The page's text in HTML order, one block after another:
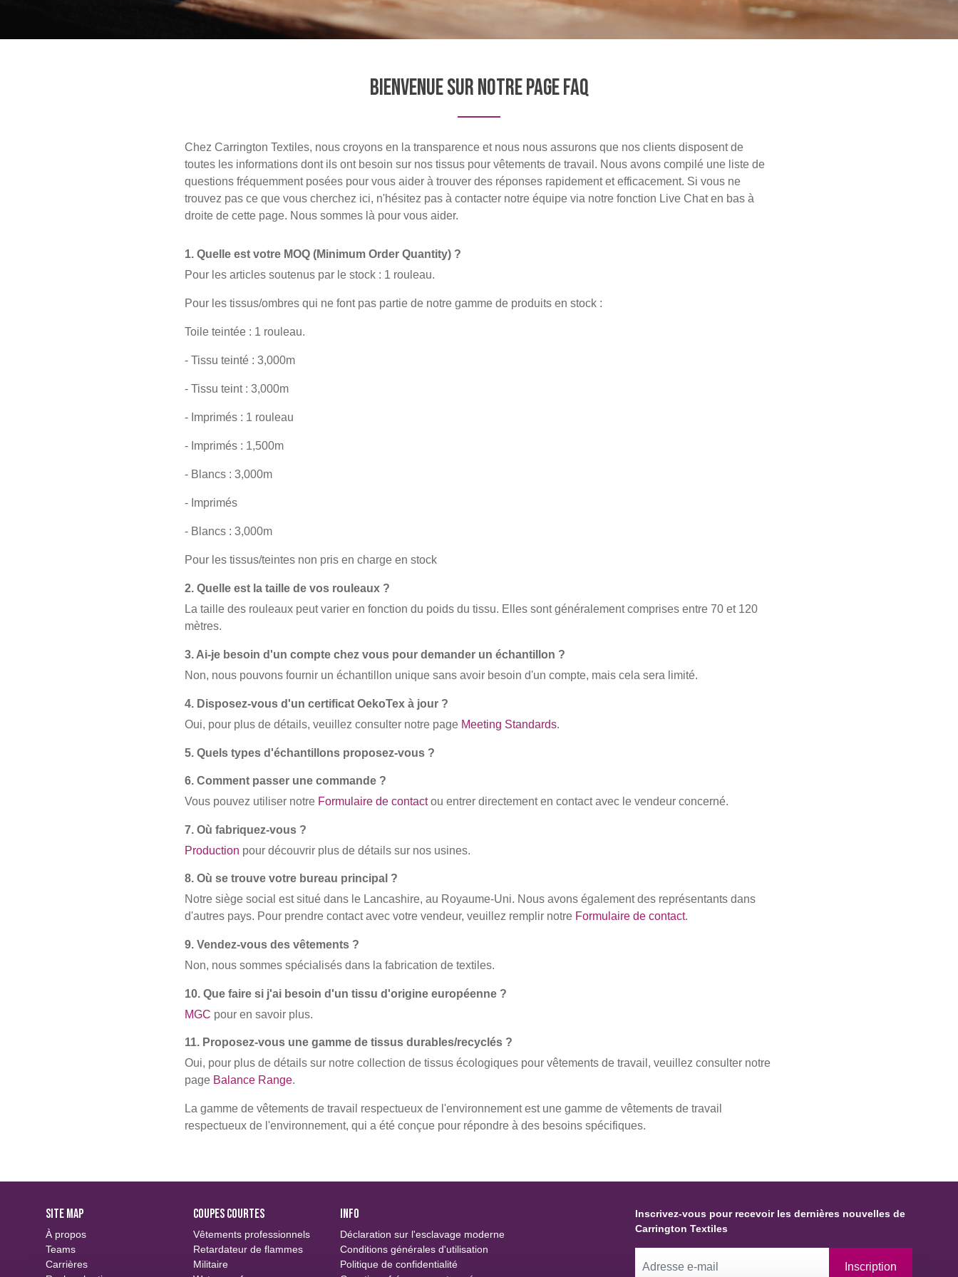
IRELAND & REPUBLIC
Bienvenue sur notre page FAQ
Chez Carrington Textiles, nous croyons en la transparence et nous nous assurons que nos clients disposent de
toutes les informations dont ils ont besoin sur nos tissus pour vêtements de travail. Nous avons compilé une liste de
questions fréquemment posées pour vous aider à trouver des réponses rapidement et efficacement. Si vous ne
trouvez pas ce que vous cherchez ici, n'hésitez pas à contacter notre équipe via notre fonction Live Chat en bas à
droite de cette page. Nous sommes là pour vous aider.
1. Quelle est votre MOQ (Minimum Order Quantity) ?
Pour les articles soutenus par le stock : 1 rouleau.
Pour les tissus/ombres qui ne font pas partie de notre gamme de produits en stock :
Toile teintée : 1 rouleau.
- Tissu teinté : 3,000m
- Tissu teint : 3,000m
- Imprimés : 1 rouleau
- Imprimés : 1,500m
- Blancs : 3,000m
- Imprimés
- Blancs : 3,000m
Pour les tissus/teintes non pris en charge en stock
2. Quelle est la taille de vos rouleaux ?
La taille des rouleaux peut varier en fonction du poids du tissu. Elles sont généralement comprises entre 70 et 120
mètres.
3. Ai-je besoin d'un compte chez vous pour demander un échantillon ?
Non, nous pouvons fournir un échantillon unique sans avoir besoin d'un compte, mais cela sera limité.
4. Disposez-vous d'un certificat OekoTex à jour ?
Oui, pour plus de détails, veuillez consulter notre page Meeting Standards.
5. Quels types d'échantillons proposez-vous ?
6. Comment passer une commande ?
Vous pouvez utiliser notre Formulaire de contactou entrer directement en contact avec le vendeur concerné.
7. Où fabriquez-vous ?
Production pour découvrir plus de détails sur nos usines.
8. Où se trouve votre bureau principal ?
Notre siège social est situé dans le Lancashire, au Royaume-Uni. Nous avons également des représentants dans
d'autres pays. Pour prendre contact avec votre vendeur, veuillez remplir notre Formulaire de contact.
9. Vendez-vous des vêtements ?
Non, nous sommes spécialisés dans la fabrication de textiles.
10. Que faire si j'ai besoin d'un tissu d'origine européenne ?
MGC pour en savoir plus.
11. Proposez-vous une gamme de tissus durables/recyclés ?
Oui, pour plus de détails sur notre collection de tissus écologiques pour vêtements de travail, veuillez consulter notre
page Balance Range.
La gamme de vêtements de travail respectueux de l'environnement est une gamme de vêtements de travail
respectueux de l'environnement, qui a été conçue pour répondre à des besoins spécifiques.
SITE MAP
À propos
Teams
Carrières
COUPES COURTES
Vêtements professionnels
Retardateur de flammes
Militaire
INFO
Déclaration sur l'esclavage moderne
Conditions générales d'utilisation
Politique de confidentialité
Inscrivez-vous pour recevoir les dernières nouvelles de
Carrington Textiles
Inscription